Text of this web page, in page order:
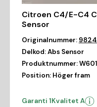
Citroen C4/E-C4
Sensor
Originalnummer:
Delkod:Abs Sensor
Produktnummer:
Position: Höger fram
Garanti 1Kvalitet A